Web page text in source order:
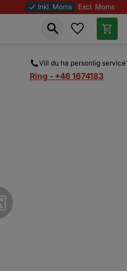
done Inkl. Moms Excl. Moms
Vill du ha personlig
Ring - +46 1674183
Favoriter